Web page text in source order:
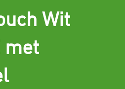
Wit
met